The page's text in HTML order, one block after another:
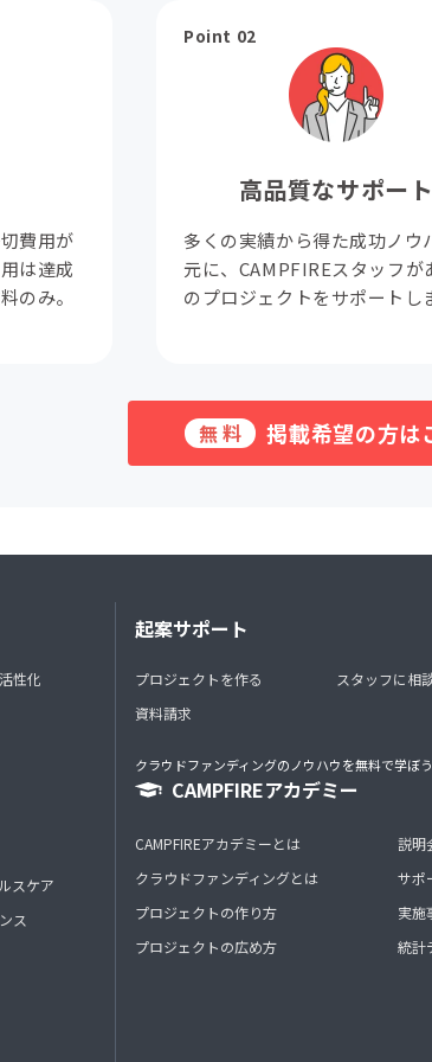
費用が
は達成
のみ。
Point 02
高品質なサポート
多くの実績から得た成功ノウ
元に、CAMPFIREスタッフが
のプロジェクトをサポートし
無料 掲載希望の方は
性化
スケア
ス
起案サポート
プロジェクトを作る
資料請求
スタッフに相
クラウドファンディングのノウハウを無料で学ぼう
CAMPFIREアカデミー
CAMPFIREアカデミーとは
クラウドファンディングとは
プロジェクトの作り方
プロジェクトの広め方
説明
サポ
実施
統計